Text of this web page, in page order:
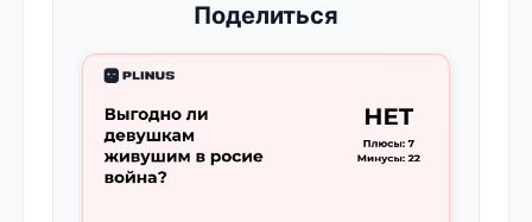
Поделиться